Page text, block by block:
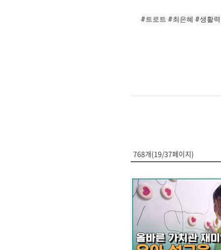
#트로트 #최은혜 #생활력
768개(19/37페이지)